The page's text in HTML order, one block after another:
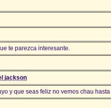
te parezca interesante.
jackson
y que seas feliz no vemos chau